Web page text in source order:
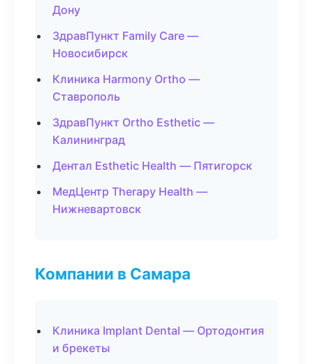
Дону
ЗдравПункт Family Care —
Новосибирск
Клиника Harmony Ortho —
Ставрополь
ЗдравПункт Ortho Esthetic —
Калининград
Дентал Esthetic Health — Пятигорск
МедЦентр Therapy Health —
Нижневартовск
Компании в Самара
Клиника Implant Dental — Ортодонтия
и брекеты